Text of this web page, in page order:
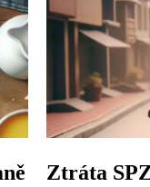
Ztráta